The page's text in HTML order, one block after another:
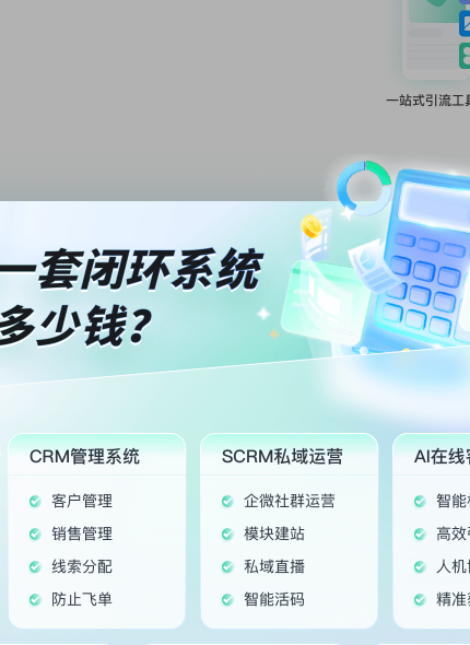
电销、网销一站式闭环服务
网销场景
打通推广、客服、销售转化、服务等环节，形成闭环式服务
全渠道高效获客，ROI实时监控
全渠道获客引流，聚合线上线下获客渠道，广告商留言表
评估优化。crm客户管理系统、教育SCRM、教育CRM管